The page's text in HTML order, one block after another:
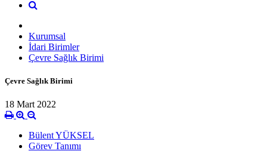
Kurumsal
İdari Birimler
Çevre Sağlık Birimi
Çevre Sağlık Birimi
18 Mart 2022
Bülent YÜKSEL
Görev Tanımı